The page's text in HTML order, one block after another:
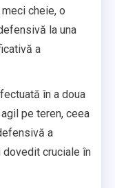
cheie, o
la una
a
în a doua
pe teren, ceea
a
cruciale în